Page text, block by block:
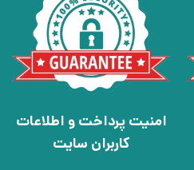
امنیت پرداخت و اطلاعات
کاربران سایت